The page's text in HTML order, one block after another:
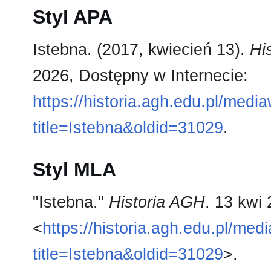
Styl APA
Istebna. (2017, kwiecień 13).
2026, Dostępny w Internecie:
https://historia.agh.edu.pl/
title=Istebna&oldid=31029.
Styl MLA
"Istebna." Historia AGH. 13 kwi
<https://historia.agh.edu.pl/
title=Istebna&oldid=31029>.